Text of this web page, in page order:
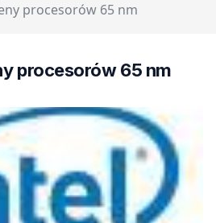
procesorów 65 nm
procesorów 65 nm